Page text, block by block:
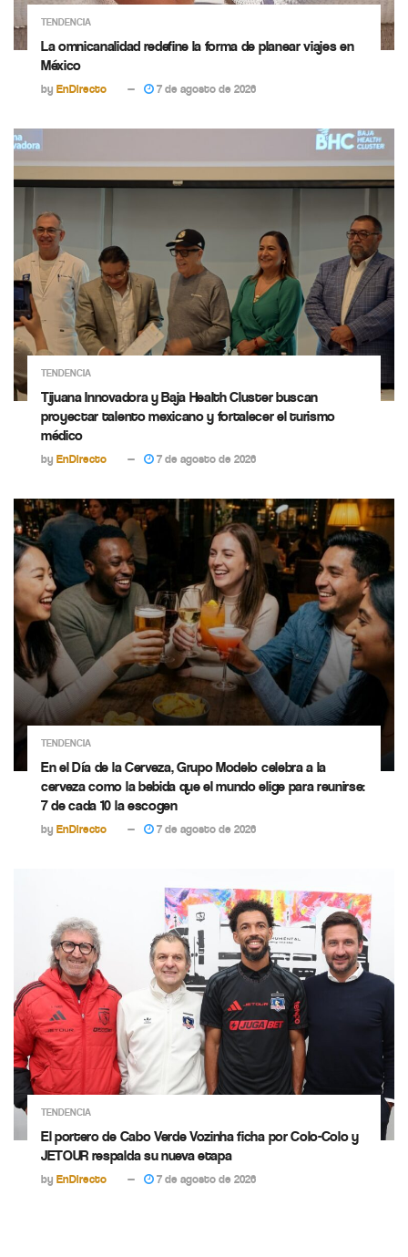
TENDENCIA
La omnicanalidad redefine la forma de planear viajes en
México
by EnDirecto 7 de agosto de 2026
TENDENCIA
Tijuana Innovadora y Baja Health Cluster buscan
proyectar talento mexicano y fortalecer el turismo
médico
by EnDirecto 7 de agosto de 2026
TENDENCIA
En el Día de la Cerveza, Grupo Modelo celebra a la
cerveza como la bebida que el mundo elige para reunirse:
7 de cada 10 la escogen
by EnDirecto 7 de agosto de 2026
TENDENCIA
El portero de Cabo Verde Vozinha ficha por Colo-Colo y
JETOUR respalda su nueva etapa
by EnDirecto 7 de agosto de 2026